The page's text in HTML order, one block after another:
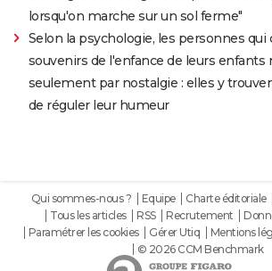
lorsqu'on marche sur un sol ferme"
Selon la psychologie, les personnes qui
souvenirs de l'enfance de leurs enfants
seulement par nostalgie : elles y
de réguler leur humeur
Qui sommes-nous ? Equipe Charte éditoriale
Tous les articles
RSS Recrutement
Paramétrer les cookies
Gérer Utiq Mentions
© 2026 CCM Benchmark